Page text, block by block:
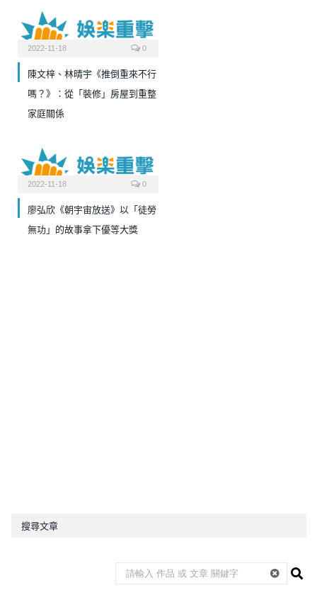
2022-11-18 0
陳文梓、林晴宇《推倒重來不行
嗎？》：從「裝修」房屋到重整
家庭關係
2022-11-18 0
廖弘欣《朝宇宙放送》以「徒勞
無功」的故事拿下優等大獎
搜尋文章